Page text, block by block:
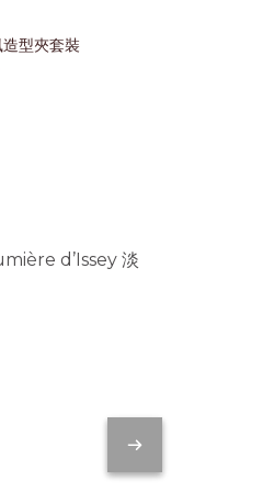
型夾套裝